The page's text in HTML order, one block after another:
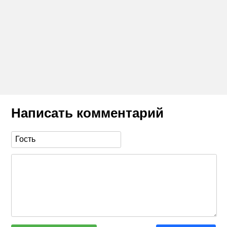
Написать комментарий